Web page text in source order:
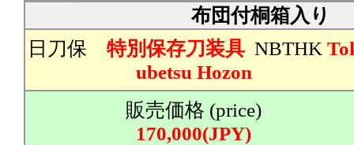
布団付桐箱入り
日刀保 特別保存刀装具 NBTHK
ubetsu Hozon
販売価格 (price)
170,000(JPY)